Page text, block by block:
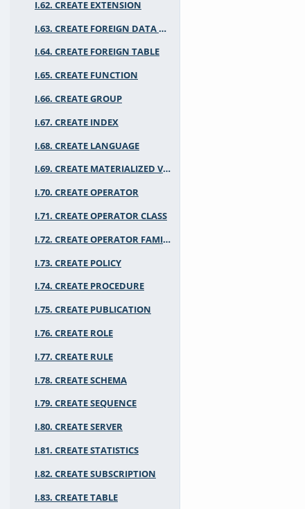
I.62. CREATE EXTENSION
I.63. CREATE FOREIGN DATA WRAPPER
I.64. CREATE FOREIGN TABLE
I.65. CREATE FUNCTION
I.66. CREATE GROUP
I.67. CREATE INDEX
I.68. CREATE LANGUAGE
I.69. CREATE MATERIALIZED VIEW
I.70. CREATE OPERATOR
I.71. CREATE OPERATOR CLASS
I.72. CREATE OPERATOR FAMILY
I.73. CREATE POLICY
I.74. CREATE PROCEDURE
I.75. CREATE PUBLICATION
I.76. CREATE ROLE
I.77. CREATE RULE
I.78. CREATE SCHEMA
I.79. CREATE SEQUENCE
I.80. CREATE SERVER
I.81. CREATE STATISTICS
I.82. CREATE SUBSCRIPTION
I.83. CREATE TABLE